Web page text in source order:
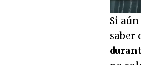
Si
saber